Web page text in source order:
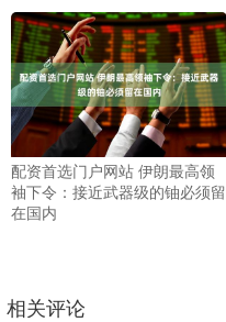
配资首选门户网站 伊朗最高领
袖下令：接近武器级的铀必须留
在国内
相关评论